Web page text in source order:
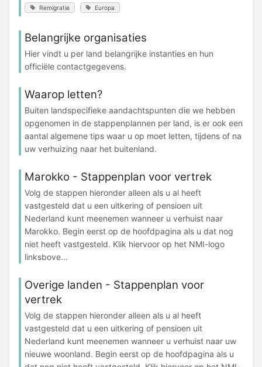
Remigratie Europa
Belangrijke organisaties
Hier vindt u per land belangrijke instanties en hun
officiële contactgegevens.
Waarop letten?
Buiten landspecifieke aandachtspunten die we hebben
opgenomen in de stappenplannen per land, is er ook een
aantal algemene tips waar u op moet letten, tijdens of na
uw verhuizing naar het buitenland.
Marokko - Stappenplan voor vertrek
Volg de stappen hieronder alleen als u al heeft
vastgesteld dat u een uitkering of pensioen uit
Nederland kunt meenemen wanneer u verhuist naar
Marokko. Begin eerst op de hoofdpagina als u dat nog
niet heeft vastgesteld. Klik hiervoor op het NMI-logo
linksbove...
Overige landen - Stappenplan voor
vertrek
Volg de stappen hieronder alleen als u al heeft
vastgesteld dat u een uitkering of pensioen uit
Nederland kunt meenemen wanneer u verhuist naar uw
nieuwe woonland. Begin eerst op de hoofdpagina als u